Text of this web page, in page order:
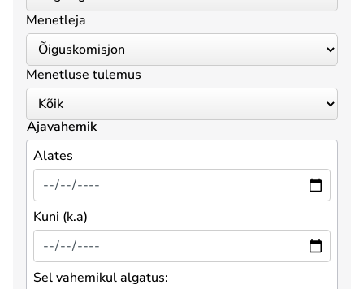
Menetleja
Menetluse tulemus
Ajavahemik
Alates
Kuni (k.a)
Sel vahemikul algatus: